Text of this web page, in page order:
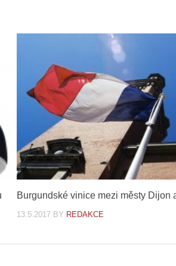
Burgundské vinice mezi městy Dijon
13.5.2017 BY REDAKCE